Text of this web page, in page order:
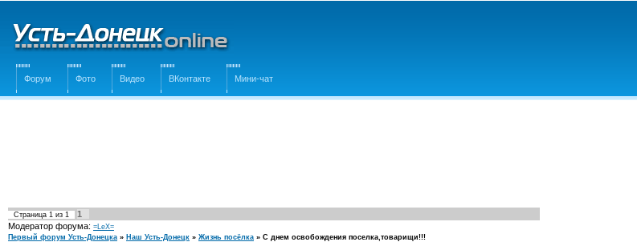
Форум Фото Видео ВКонтакте Мини-чат
Страница 1 из 1
1
Модератор форума: =LeX=
Первый форум Усть-Донецка » Наш Усть-Донецк » Жизнь посёлка » С днем освобождения поселка,товарищи!!!